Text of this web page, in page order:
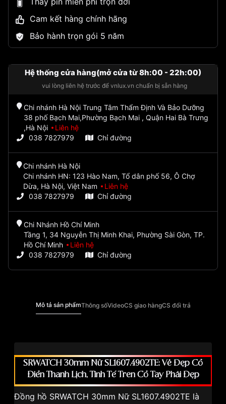
Cam kết hàng chính hãng
Bảo hành trọn gói 5 năm
Hệ thống cửa hàng(mở cửa từ 8h:00 - 22h:00)
vui lòng liên hệ trước để vnlux.vn chuẩn bị sẵn hàng
Chi nhánh Hà Nội Trung Tâm Thẩm Định Và Bảo Dưỡng
38 phố Bạch Mai,Phường Bạch Mai , Quận Hai Bà Trưng
,Hà Nội
Liên hệ
038 7827979
Chỉ đường
Chi nhánh Hà Nội
Chi nhánh HN: 123 Hào Nam, Tổ dân phố 56, Ô Chợ
Dừa, Hà Nội, Việt Nam
Liên hệ
038 7827979
Chỉ đường
Chi Nhánh Hồ Chí Minh
Tầng 1, 34 Nguyễn Thị Minh Khai, Phường Sài Gòn, TP.
Hồ Chí Minh
Liên hệ
038 7827979
Chỉ đường
Mô tả sản phẩmThông sốVideoCS giao hàngCS đổi trả
SRWATCH 30mm Nữ SL1607.4902TE: Vẻ Đẹp Cổ
Điển Thanh Lịch, Tinh Tế Trên Cổ Tay Phái Đẹp
Đồng hồ SRWATCH 30mm Nữ SL1607.4902TE là